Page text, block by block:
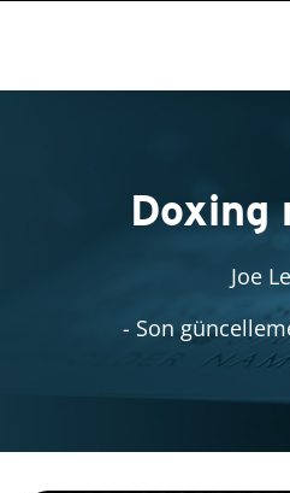
Doxing
Joe
- Son